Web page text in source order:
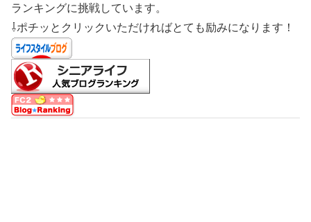
ランキングに挑戦しています。
⇩ポチッとクリックいただければとても励みになります！